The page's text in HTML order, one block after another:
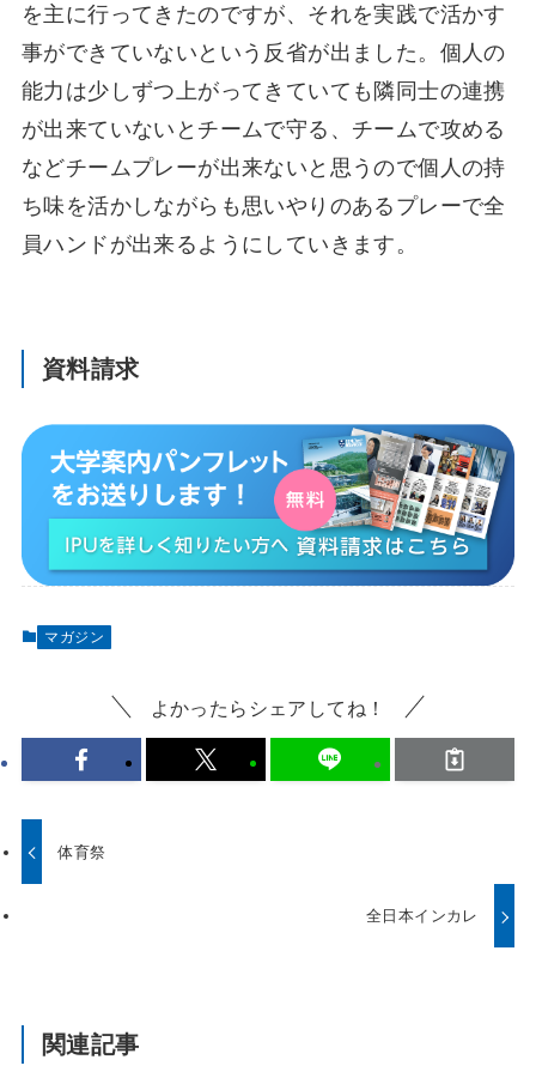
を主に行ってきたのですが、それを実践で活かす
事ができていないという反省が出ました。個人の
能力は少しずつ上がってきていても隣同士の連携
が出来ていないとチームで守る、チームで攻める
などチームプレーが出来ないと思うので個人の持
ち味を活かしながらも思いやりのあるプレーで全
員ハンドが出来るようにしていきます。
資料請求
マガジン
よかったらシェアしてね！
体育祭
全日本インカレ
関連記事